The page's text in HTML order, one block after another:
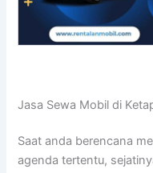
Jasa Sewa Mobil di
Saat anda berencana
agenda tertentu,